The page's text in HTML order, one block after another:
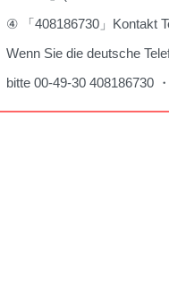
④ 「408186730」Kontakt
Wenn Sie die deutsche
bitte 00-49-30 408186730